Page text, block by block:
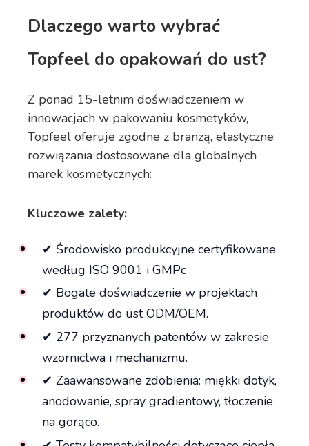
Dlaczego warto wybrać
Topfeel do opakowań do ust?
Z ponad 15-letnim doświadczeniem w
innowacjach w pakowaniu kosmetyków,
Topfeel oferuje zgodne z branżą, elastyczne
rozwiązania dostosowane dla globalnych
marek kosmetycznych:
Kluczowe zalety:
✔ Środowisko produkcyjne certyfikowane
według ISO 9001 i GMPc
✔ Bogate doświadczenie w projektach
produktów do ust ODM/OEM.
✔ 277 przyznanych patentów w zakresie
wzornictwa i mechanizmu.
✔ Zaawansowane zdobienia: miękki dotyk,
anodowanie, spray gradientowy, tłoczenie
na gorąco.